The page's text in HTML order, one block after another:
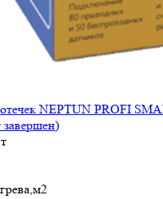
NEPTUN PROFI
2